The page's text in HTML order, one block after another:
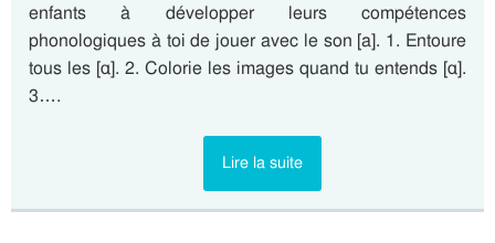
enfants à développer leurs compétences
phonologiques à toi de jouer avec le son [a]. 1. Entoure
tous les [ɑ]. 2. Colorie les images quand tu entends [ɑ].
3….
Lire la suite